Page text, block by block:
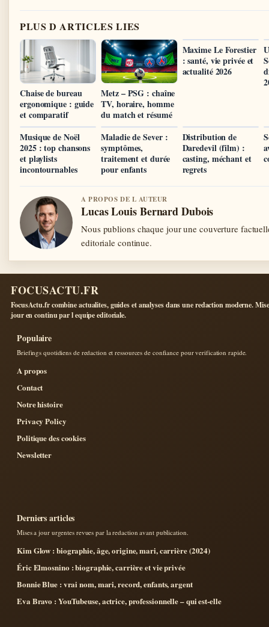
PLUS D ARTICLES LIES
Chaise de bureau
ergonomique : guide
et comparatif
Metz – PSG : chaîne
TV, horaire, homme
du match et résumé
Maxime Le Forestier
: santé, vie privée et
actualité 2026
Musique de Noël
2025 : top chansons
et playlists
incontournables
Maladie de Sever :
symptômes,
traitement et durée
pour enfants
Distribution de
Daredevil (film) :
casting, méchant et
regrets
A PROPOS DE L AUTEUR
Lucas Louis Bernard Dubois
Nous publions chaque jour une couverture
editoriale continue.
FOCUSACTU.FR
FocusActu.fr combine actualites, guides et analyses dans une redaction moderne.
jour en continu par l equipe editoriale.
Populaire
Briefings quotidiens de redaction et ressources de confiance pour verification rapide.
A propos
Contact
Notre histoire
Privacy Policy
Politique des cookies
Newsletter
Derniers articles
Mises a jour urgentes revues par la redaction avant publication.
Kim Glow : biographie, âge, origine, mari, carrière (2024)
Éric Elmosnino : biographie, carrière et vie privée
Bonnie Blue : vrai nom, mari, record, enfants, argent
Eva Bravo : YouTubeuse, actrice, professionnelle – qui est-elle